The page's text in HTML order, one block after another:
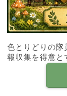
色とりどりの隊
報収集を得意と